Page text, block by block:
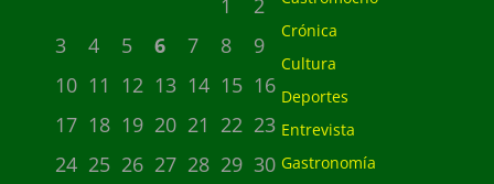
1
2
3
4 5 6 7 8
9
10 11 12 13 14 15 16
17 18 19 20 21 22 23
24 25 26 27 28 29 30
Crónica
Cultura
Deportes
Entrevista
Gastronomía